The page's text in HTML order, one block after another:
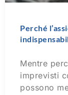
Perché
Mentre
imprevisti
possono